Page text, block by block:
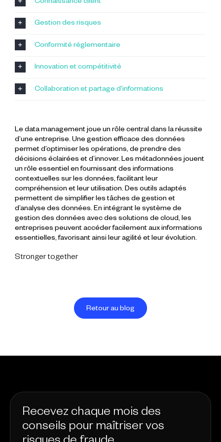
Connaissance client
Gestion des risques
Conformité réglementaire
Innovation et compétitivité
Collaboration et partage d'informations
Le data management joue un rôle central dans la réussite
d’une entreprise. Une gestion efficace des données
permet d’optimiser les opérations, de prendre des
décisions éclairées et d’innover. Les métadonnées jouent
un rôle essentiel en fournissant des informations
contextuelles sur les données, facilitant leur
compréhension et leur utilisation. Des outils adaptés
permettent de simplifier les tâches de gestion et
d’analyse des données. En intégrant le système de
gestion des données avec des solutions de cloud, les
entreprises peuvent accéder facilement aux informations
essentielles, favorisant ainsi leur agilité et leur évolution.
Stronger together
Retour au blog
Recevez chaque mois des
conseils pour maîtriser vos